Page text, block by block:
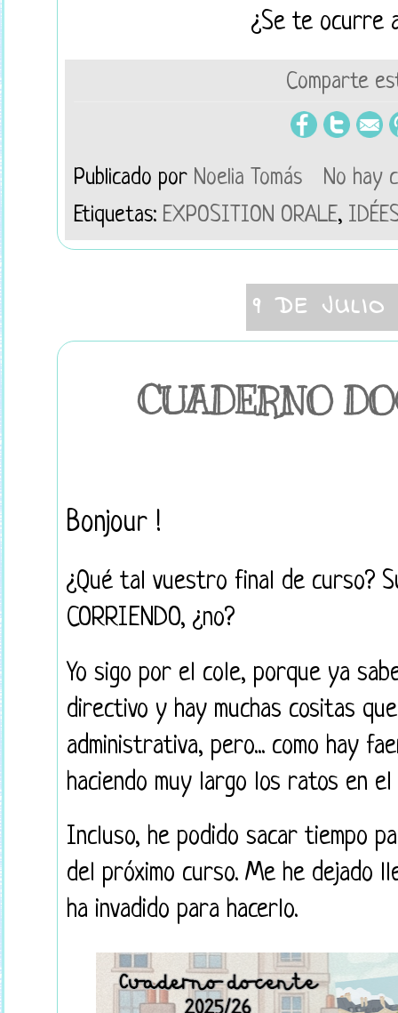
¿Se te ocurre
Comparte
Publicado por Noelia Tomás
No hay
Etiquetas: EXPOSITION ORALE,
9 DE
CUADERNO
Bonjour !
¿Qué tal vuestro final de curso?
CORRIENDO, ¿no?
Yo sigo por el cole, porque ya
directivo y hay muchas cositas
administrativa, pero... como hay
haciendo muy largo los ratos en el
Incluso, he podido sacar tiempo
del próximo curso. Me he dejado
ha invadido para hacerlo.